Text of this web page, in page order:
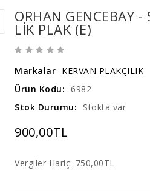
ORHAN GENCEBAY -
LİK PLAK (E)
Markalar KERVAN PLAKÇILIK
Ürün Kodu: 6982
Stok Durumu:
Stokta var
900,00TL
Vergiler Hariç: 750,00TL